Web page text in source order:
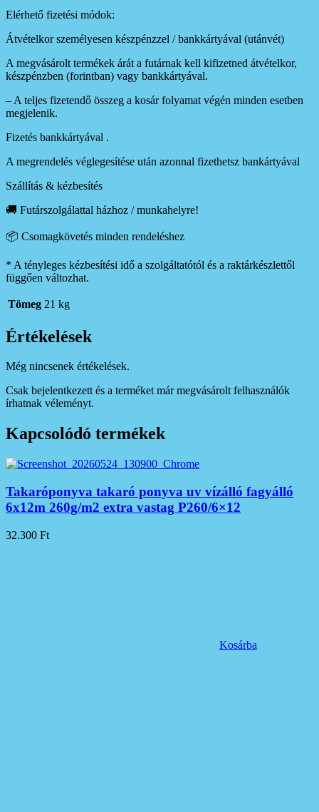
Elérhető fizetési módok:
Átvételkor személyesen készpénzzel / bankkártyával (utánvét)
A megvásárolt termékek árát a futárnak kell kifizetned átvételkor,
készpénzben (forintban) vagy bankkártyával.
– A teljes fizetendő összeg a kosár folyamat végén minden esetben
megjelenik.
Fizetés bankkártyával .
A megrendelés véglegesítése után azonnal fizethetsz bankártyával
Szállítás & kézbesítés
🚚 Futárszolgálattal házhoz / munkahelyre!
📦 Csomagkövetés minden rendeléshez
* A tényleges kézbesítési idő a szolgáltatótól és a raktárkészlettől
függően változhat.
Tömeg 21 kg
Értékelések
Még nincsenek értékelések.
Csak bejelentkezett és a terméket már megvásárolt felhasználók
írhatnak véleményt.
Kapcsolódó termékek
Takaróponyva takaró ponyva uv vízálló fagyálló
6x12m 260g/m2 extra vastag P260/6×12
32.300 Ft
Kosárba